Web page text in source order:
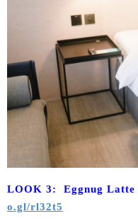
LOOK 3: Eggnug Latte
o.gl/rl32t5